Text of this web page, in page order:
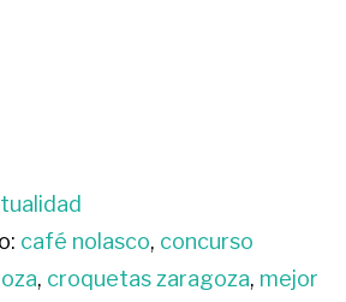
café nolasco, concurso
, croquetas zaragoza, mejor